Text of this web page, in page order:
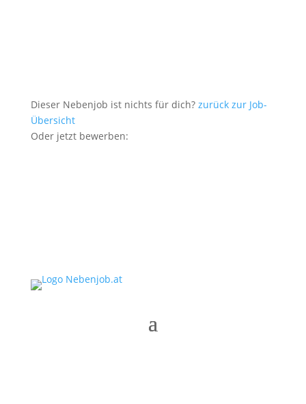
Dieser Nebenjob ist nichts für dich? zurück zur Job-
Übersicht
Oder jetzt bewerben: